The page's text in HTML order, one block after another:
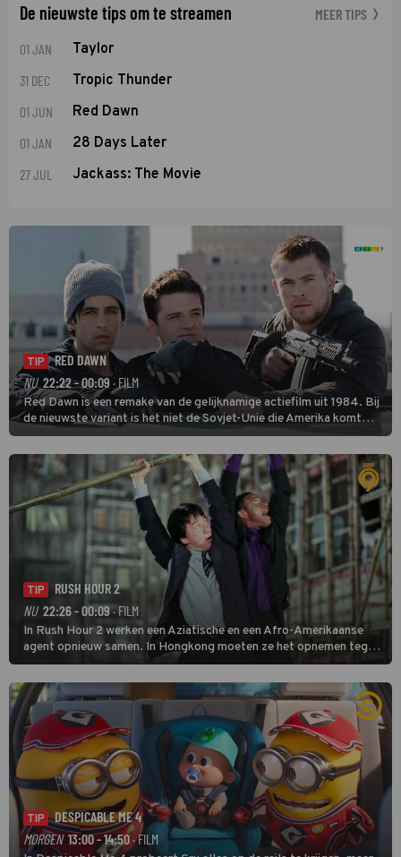
De nieuwste tips om te streamen MEER TIPS
01 JAN Taylor
31 DEC Tropic Thunder
01 JUN Red Dawn
01 JAN 28 Days Later
27 JUL Jackass: The Movie
TIP
RED DAWN
NU 22:22 - 00:09· FILM
Red Dawn is een remake van de gelijknamige actiefilm uit 1984. Bij
de nieuwste variant is het niet de Sovjet-Unie die Amerika komt
binnenvallen, maar zijn Rusland en Noord-Korea de vijanden.
TIP
RUSH HOUR 2
NU 22:26 - 00:09· FILM
In Rush Hour 2 werken een Aziatische en een Afro-Amerikaanse
agent opnieuw samen. In Hongkong moeten ze het opnemen tegen
een bende die met vals geld handelt.
TIP
DESPICABLE ME 4
MORGEN 13:00 - 14:50· FILM